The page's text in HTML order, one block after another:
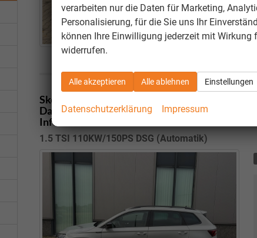
Skoda Karoq
Selection Angebot f. Menschen
Dachreling, M-Lederlenkrad, LED-
Infotainment 8" + Wireless SmartLink
1.5 TSI 110KW/150PS DSG (Automatik)
verarbeiten nur die Daten für Marketing,
Personalisierung, für die Sie uns Ihr
können Ihre Einwilligung jederzeit mit Wirkung
widerrufen.
Alle akzeptieren Alle ablehnen Einstellungen
Datenschutzerklärung Impressum